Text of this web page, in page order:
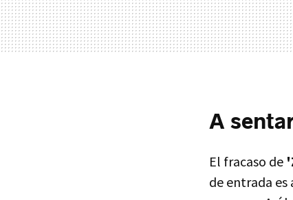
A
El fracaso de
de entrada